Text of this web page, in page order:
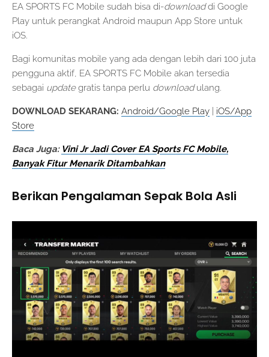
EA SPORTS FC Mobile sudah bisa di-downloaddi Google
Play untuk perangkat Android maupun App Store untuk
iOS.
Bagi komunitas mobile yang ada dengan lebih dari 100 juta
pengguna aktif, EA SPORTS FC Mobile akan tersedia
sebagai updategratis tanpa perlu downloadulang.
DOWNLOAD SEKARANG: Android/Google Play
iOS/App
Store
Baca Juga: Vini Jr Jadi Cover EA Sports FC Mobile,
Banyak Fitur Menarik Ditambahkan
Berikan Pengalaman Sepak Bola Asli